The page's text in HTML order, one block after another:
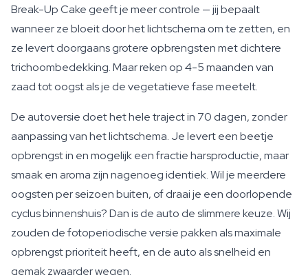
Break-Up Cake geeft je meer controle — jij bepaalt
wanneer ze bloeit door het lichtschema om te zetten, en
ze levert doorgaans grotere opbrengsten met dichtere
trichoombedekking. Maar reken op 4-5 maanden van
zaad tot oogst als je de vegetatieve fase meetelt.
De autoversie doet het hele traject in 70 dagen, zonder
aanpassing van het lichtschema. Je levert een beetje
opbrengst in en mogelijk een fractie harsproductie, maar
smaak en aroma zijn nagenoeg identiek. Wil je meerdere
oogsten per seizoen buiten, of draai je een doorlopende
cyclus binnenshuis? Dan is de auto de slimmere keuze. Wij
zouden de fotoperiodische versie pakken als maximale
opbrengst prioriteit heeft, en de auto als snelheid en
gemak zwaarder wegen.